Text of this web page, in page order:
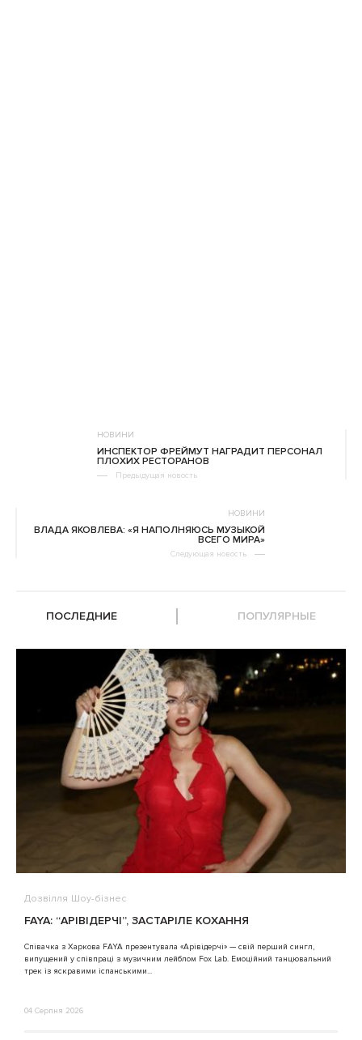
НОВИНИ
ИНСПЕКТОР ФРЕЙМУТ НАГРАДИТ ПЕРСОНАЛ
ПЛОХИХ РЕСТОРАНОВ
Предыдущая новость
НОВИНИ
ВЛАДА ЯКОВЛЕВА: «Я НАПОЛНЯЮСЬ МУЗЫКОЙ
ВСЕГО МИРА»
Следующая новость
ПОСЛЕДНИЕ ПОПУЛЯРНЫЕ
Дозвілля Шоу-бізнес
FAYA: “АРІВІДЕРЧІ”, ЗАСТАРІЛЕ КОХАННЯ
Співачка з Харкова FAYA презентувала «Арівідерчі» — свій перший сингл,
випущений у співпраці з музичним лейблом Fox Lab. Емоційний танцювальний
трек із яскравими іспанськими...
04 Серпня 2026